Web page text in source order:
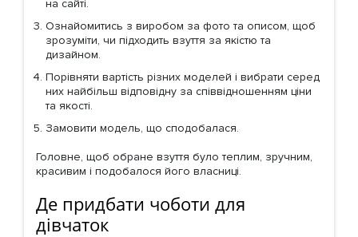
на сайті.
Ознайомитись з виробом за фото та описом, щоб
зрозуміти, чи підходить взуття за якістю та
дизайном.
Порівняти вартість різних моделей і вибрати серед
них найбільш відповідну за співвідношенням ціни
та якості.
Замовити модель, що сподобалася.
Головне, щоб обране взуття було теплим, зручним,
красивим і подобалося його власниці.
Де придбати чоботи для
дівчаток